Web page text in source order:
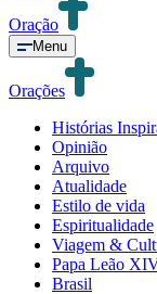
Oração
Menu
Orações
Histórias
Opinião
Arquivo
Atualidade
Estilo de vida
Espiritualidade
Viagem &
Papa Leão
Brasil